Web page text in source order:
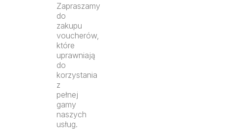
Zapraszamy
do
zakupu
voucherów,
które
uprawniają
do
korzystania
z
pełnej
gamy
naszych
usług.